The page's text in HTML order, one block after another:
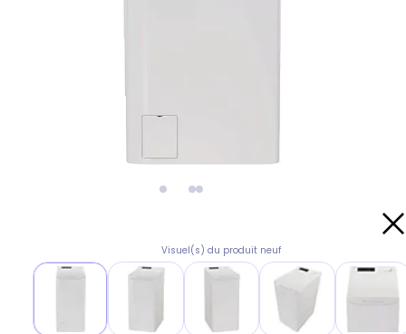
Visuel(s) du produit neuf